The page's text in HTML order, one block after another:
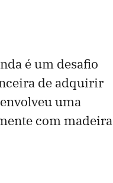
é um desafio
de adquirir
uma
com madeira